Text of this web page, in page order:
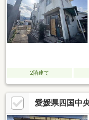
2階建て
愛媛県四国中